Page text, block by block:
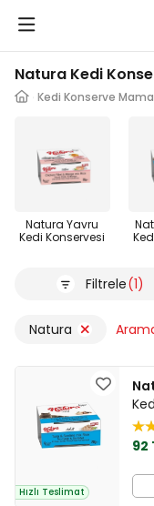
Natura Kedi
Kedi Konserve
Natura Yavru
Kedi Konservesi
Filtrele(1)
Natura
Hızlı Teslimat
92